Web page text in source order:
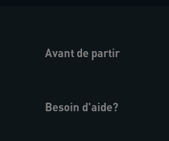
Avant de partir
Besoin d'aide?